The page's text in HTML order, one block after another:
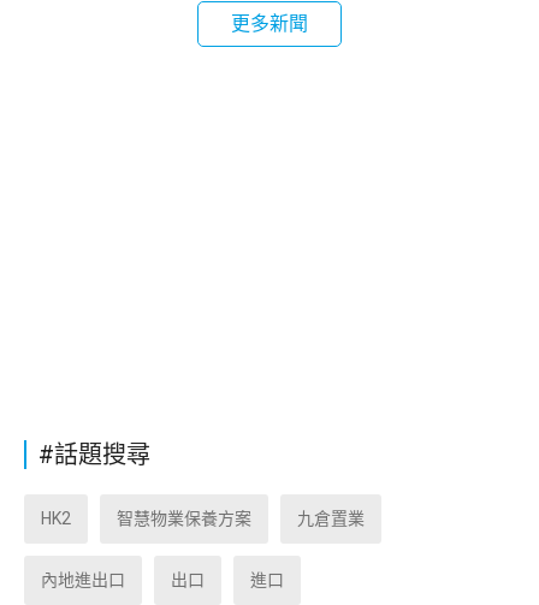
更多新聞
#話題搜尋
HK2 智慧物業保養方案 九倉置業
內地進出口 出口 進口